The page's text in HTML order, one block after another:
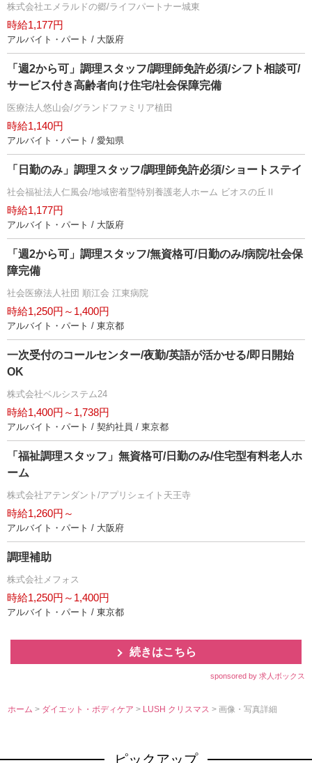
株式会社エメラルドの郷/ライフパートナー城東
時給1,177円
アルバイト・パート / 大阪府
「週2から可」調理スタッフ/調理師免許必須/シフト相談可/
サービス付き高齢者向け住宅/社会保障完備
医療法人悠山会/グランドファミリア植田
時給1,140円
アルバイト・パート / 愛知県
「日勤のみ」調理スタッフ/調理師免許必須/ショートステイ
社会福祉法人仁風会/地域密着型特別養護老人ホーム ビオスの丘Ⅱ
時給1,177円
アルバイト・パート / 大阪府
「週2から可」調理スタッフ/無資格可/日勤のみ/病院/社会保
障完備
社会医療法人社団 順江会 江東病院
時給1,250円～1,400円
アルバイト・パート / 東京都
一次受付のコールセンター/夜勤/英語が活かせる/即日開始
OK
株式会社ベルシステム24
時給1,400円～1,738円
アルバイト・パート / 契約社員 / 東京都
「福祉調理スタッフ」無資格可/日勤のみ/住宅型有料老人ホ
ーム
株式会社アテンダント/アプリシェイト天王寺
時給1,260円～
アルバイト・パート / 大阪府
調理補助
株式会社メフォス
時給1,250円～1,400円
アルバイト・パート / 東京都
続きはこちら
sponsored by 求人ボックス
ホーム > ダイエット・ボディケア> LUSH クリスマス> 画像・写真詳細
ピックアップ